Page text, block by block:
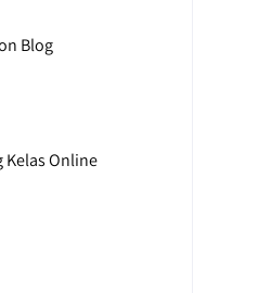
Blog
Kelas Online